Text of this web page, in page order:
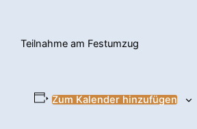
Teilnahme am Festumzug
Zum Kalender hinzufügen